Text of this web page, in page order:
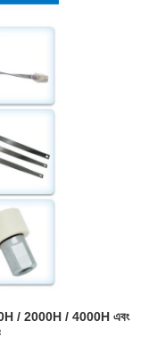
/ 2000H / 4000H এবং